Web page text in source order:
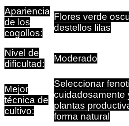
Apariencia
de los
cogollos:
Flores verde
destellos lilas
Nivel de
dificultad:
Moderado
Mejor
técnica de
cultivo:
Seleccionar
cuidadosamente
plantas
forma natural